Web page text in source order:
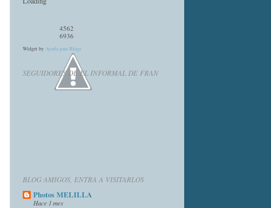
4562
6936
Widget by Ayuda para Blogs
SEGUIDORES DE EL INFORMAL DE FRAN
BLOG AMIGOS, ENTRA A VISITARLOS
Photos MELILLA
Hace 1 mes